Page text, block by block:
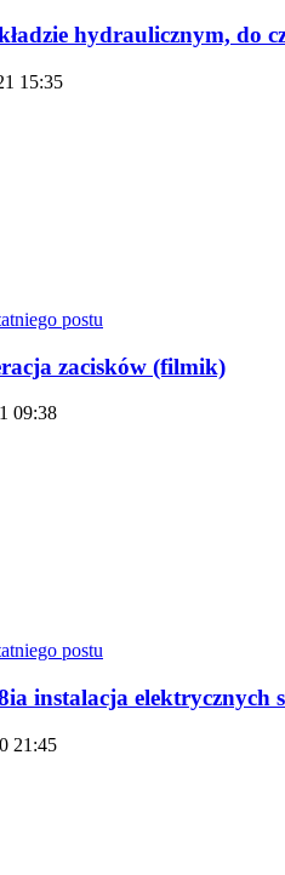
hydraulicznym, do
15:35
zacisków (filmik)
09:38
instalacja elektrycznych
21:45